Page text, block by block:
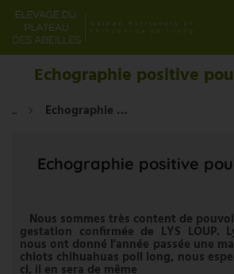
Echographie positive
... Echographie positive pour LYS LOUP
Echographie positive
Nous sommes très content de
gestation confirmée de LYS LOUP.
nous ont donné l'année passée une
chiots chihuahuas poil long, nous
ci, il en sera de même